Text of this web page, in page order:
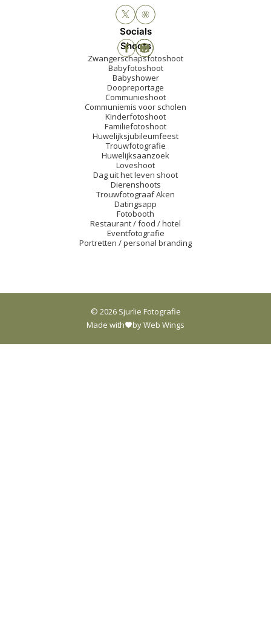
Socials
Shoots
Zwangerschapsfotoshoot
Babyfotoshoot
Babyshower
Doopreportage
Communieshoot
Communiemis voor scholen
Kinderfotoshoot
Familiefotoshoot
Huwelijksjubileumfeest
Trouwfotografie
Huwelijksaanzoek
Loveshoot
Dag uit het leven shoot
Dierenshoots
Trouwfotograaf Aken
Datingsapp
Fotobooth
Restaurant / food / hotel
Eventfotografie
Portretten / personal branding
© 2026 Sjurlie Fotografie
Made with
by Web Wings